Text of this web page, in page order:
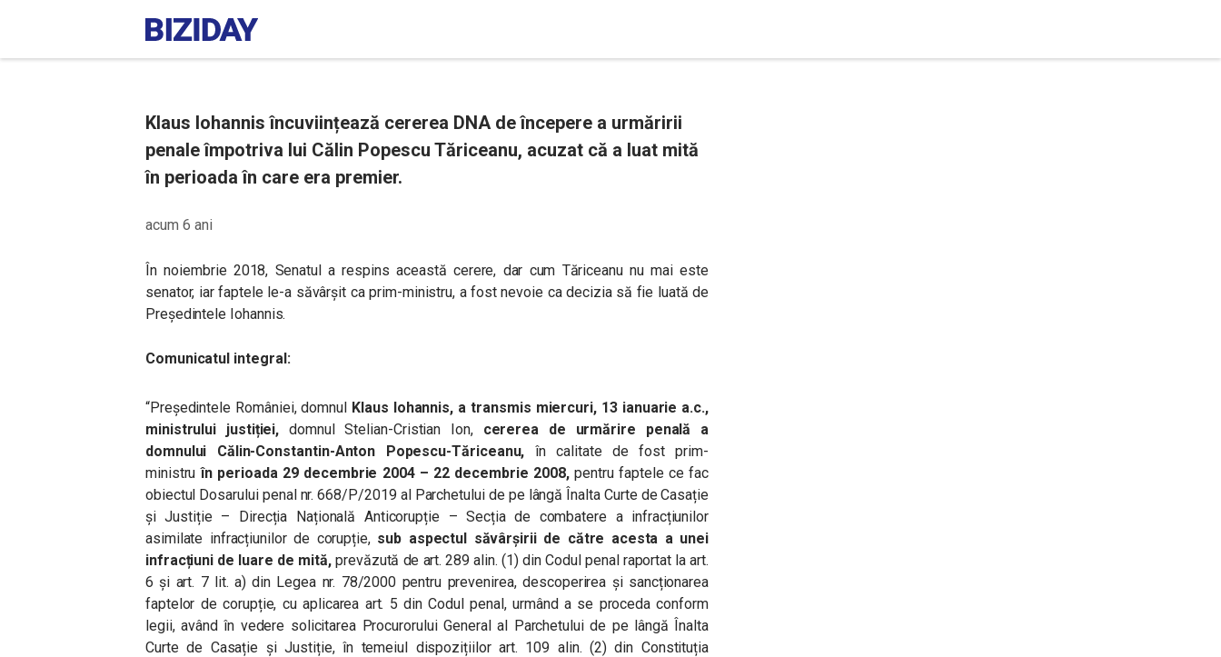
Klaus Iohannis încuviințează cererea DNA de începere a urmăririi
penale împotriva lui Călin Popescu Tăriceanu, acuzat că a luat mită
în perioada în care era premier.
acum 6 ani
În noiembrie 2018, Senatul a respins această cerere, dar cum Tăriceanu nu mai este
senator, iar faptele le-a săvârșit ca prim-ministru, a fost nevoie ca decizia să fie luată de
Președintele Iohannis.
Comunicatul integral:
“Președintele României, domnul Klaus Iohannis, a transmis miercuri, 13 ianuarie a.c.,
ministrului justiției, domnul Stelian-Cristian Ion, cererea de urmărire penală a
domnului Călin-Constantin-Anton Popescu-Tăriceanu, în calitate de fost prim-
ministruîn perioada 29 decembrie 2004 – 22 decembrie 2008,pentru faptele ce fac
obiectul Dosarului penal nr. 668/P/2019 al Parchetului de pe lângă Înalta Curte de Casație
și Justiție – Direcția Națională Anticorupție – Secția de combatere a infracțiunilor
asimilate infracțiunilor de corupție, sub aspectul săvârșirii de către acesta a unei
infracțiuni de luare de mită,prevăzută de art. 289 alin. (1) din Codul penal raportat la art.
6 și art. 7 lit. a) din Legea nr. 78/2000 pentru prevenirea, descoperirea și sancționarea
faptelor de corupție, cu aplicarea art. 5 din Codul penal, urmând a se proceda conform
legii, având în vedere solicitarea Procurorului General al Parchetului de pe lângă Înalta
Curte de Casație și Justiție, în temeiul dispozițiilor art. 109 alin. (2) din Constituția